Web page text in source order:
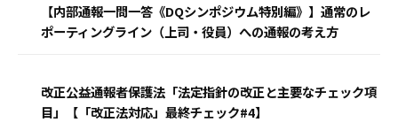
【内部通報一問一答《DQシンポジウム特別編》】通常のレ
ポーティングライン（上司・役員）への通報の考え方
改正公益通報者保護法「法定指針の改正と主要なチェック項
目」【「改正法対応」最終チェック#4】